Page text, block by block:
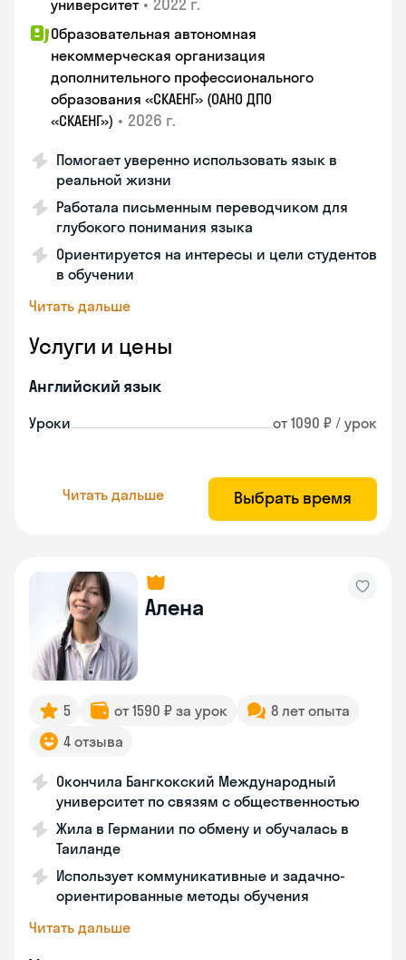
университет
Образовательная автономная
некоммерческая организация
дополнительного профессионального
образования «СКАЕНГ» (ОАНО ДПО
«СКАЕНГ») • 2026 г.
Помогает уверенно использовать язык в
реальной жизни
Работала письменным переводчиком для
глубокого понимания языка
Ориентируется на интересы и цели студентов
в обучении
Читать дальше
Услуги и цены
Английский язык
Уроки от 1090 ₽ / урок
Читать дальше Выбрать время
Алена
5 от 1590 ₽ за урок
8 лет опыта
4 отзыва
Окончила Бангкокский Международный
университет по связям с общественностью
Жила в Германии по обмену и обучалась в
Таиланде
Использует коммуникативные и задачно-
ориентированные методы обучения
Читать дальше